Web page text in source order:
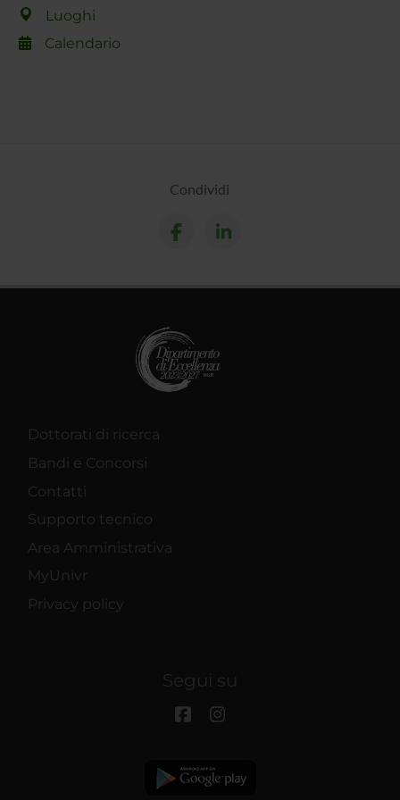
Luoghi
Calendario
Condividi
Dottorati di ricerca
Bandi e Concorsi
Contatti
Supporto tecnico
Area Amministrativa
MyUnivr
Privacy policy
Segui su